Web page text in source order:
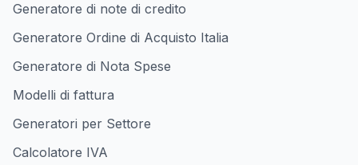
Generatore di note di credito
Generatore Ordine di Acquisto Italia
Generatore di Nota Spese
Modelli di fattura
Generatori per Settore
Calcolatore IVA